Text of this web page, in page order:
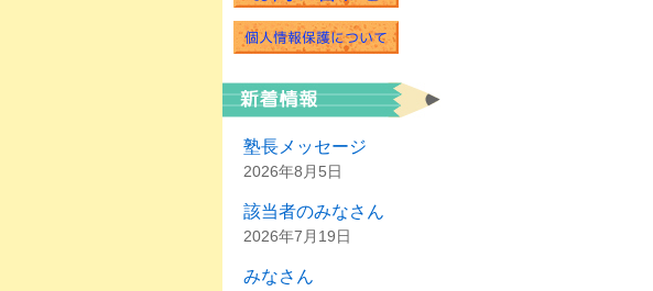
塾長メッセージ
2026年8月5日
該当者のみなさん
2026年7月19日
みなさん